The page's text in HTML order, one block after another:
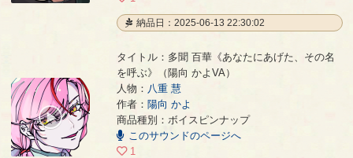
納品日：2025-06-13 22:30:02
多聞 百華《あなたにあげた、その名を呼ぶ》（陽向 かよVA）
00:00
00:04
タイトル：多聞 百華《あなたにあげた、その名
を呼ぶ》（陽向 かよVA）
人物： 八重 慧
作者： 陽向 かよ
商品種別：ボイスピンナップ
このサウンドのページへ
1